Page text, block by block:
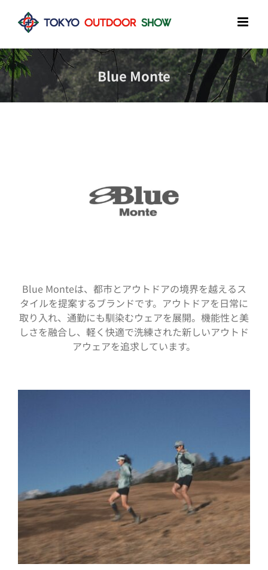
content
Blue Monte
Blue Monteは、都市とアウトドアの境界を越えるス
タイルを提案するブランドです。アウトドアを日常に
取り入れ、通勤にも馴染むウェアを展開。機能性と美
しさを融合し、軽く快適で洗練された新しいアウトド
アウェアを追求しています。